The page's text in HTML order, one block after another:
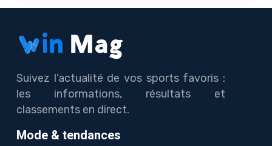
Suivez l’actualité de vos sports favoris :
les informations, résultats et
classements en direct.
Mode & tendances